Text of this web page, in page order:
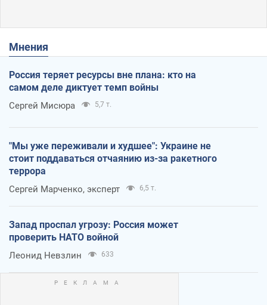
Мнения
Россия теряет ресурсы вне плана: кто на
самом деле диктует темп войны
Сергей Мисюра 5,7 т.
"Мы уже переживали и худшее": Украине не
стоит поддаваться отчаянию из-за ракетного
террора
Сергей Марченко, эксперт 6,5 т.
Запад проспал угрозу: Россия может
проверить НАТО войной
Леонид Невзлин 633